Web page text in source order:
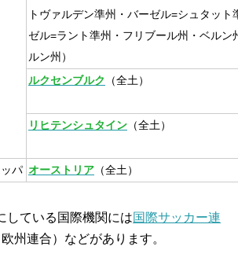
トヴァルデン準州・バーゼル=シュタット
ゼル=ラント準州・フリブール州・ベルン
ルン州）
ルクセンブルク
（全土）
リヒテンシュタイン （全土）
パ オーストリア （全土）
している国際機関には国際サッカー連
欧州連合）などがあります。